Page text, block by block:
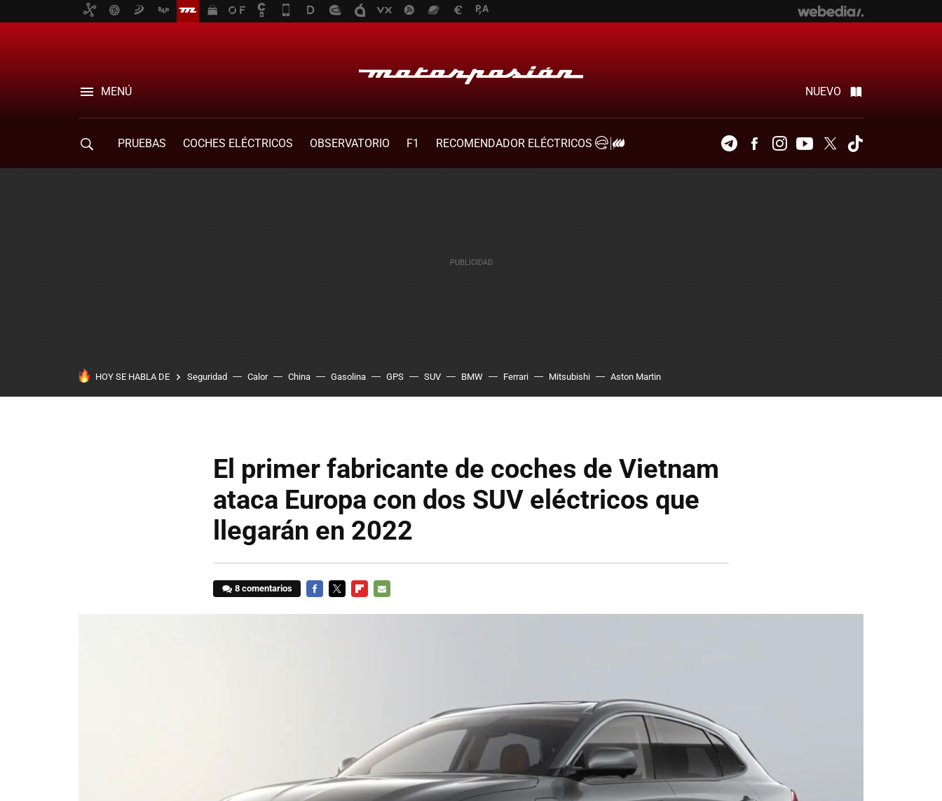
MENÚ NUEVO
PRUEBAS COCHES ELÉCTRICOS OBSERVATORIO F1
RECOMENDADOR ELÉCTRICOS
TelegramFacebookInstagramYoutubeTwitter
HOY SE HABLA DE Seguridad Calor China Gasolina GPS SUV BMW Ferrari Mitsubishi Aston Martin
El primer fabricante de coches de Vietnam
ataca Europa con dos SUV eléctricos que
llegarán en 2022
8 comentarios